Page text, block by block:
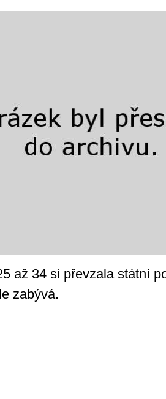
až 34 si převzala státní
zabývá.